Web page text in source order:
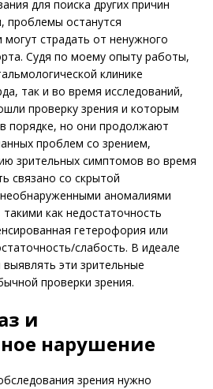
для поиска других причин
проблемы останутся
страдать от ненужного
Судя по моему опыту работы,
клинике
так и во время исследований,
проверку зрения и которым
порядке, но они продолжают
проблем со зрением,
зрительных симптомов во время
связано со скрытой
аномалиями
как недостаточность
гетерофория или
слабость. В идеале
эти зрительные
проверки зрения.
и
нарушение
зрения нужно